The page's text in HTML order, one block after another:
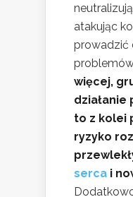
atakując
prowadzić
więcej,
działanie
to z kolei
ryzyko
serca i